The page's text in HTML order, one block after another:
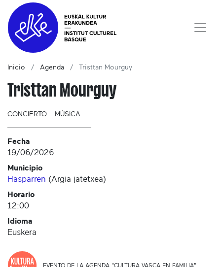
Inicio Agenda Tristtan Mourguy
Tristtan Mourguy
CONCIERTO MÚSICA
Fecha
19/06/2026
Municipio
Hasparren (Argia jatetxea)
Horario
12:00
Idioma
Euskera
EVENTO DE LA AGENDA "CULTURA VASCA EN FAMILIA"